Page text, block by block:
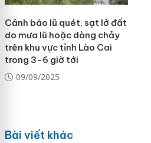
Cảnh báo lũ quét, sạt lở đất
do mưa lũ hoặc dòng chảy
trên khu vực tỉnh Lào Cai
trong 3-6 giờ tới
09/09/2025
Bài viết khác